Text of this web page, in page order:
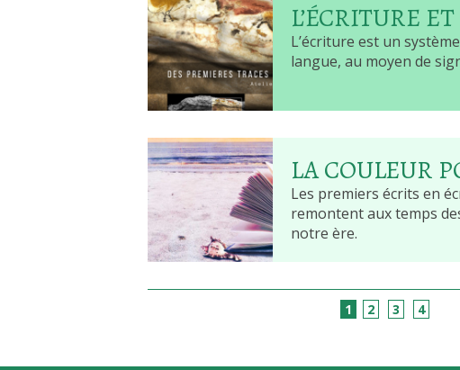
L’ÉCRITURE
L’écriture est un
langue, au moyen de
LA COULEUR
Les premiers écrits en
remontent aux temps
notre ère.
1 2 3 4